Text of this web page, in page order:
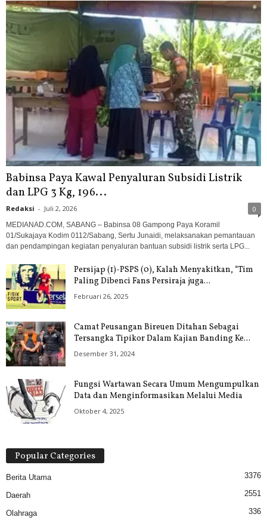
Babinsa Paya Kawal Penyaluran Subsidi Listrik
dan LPG 3 Kg, 196...
Redaksi - Juli 2, 2026 0
MEDIANAD.COM, SABANG – Babinsa 08 Gampong Paya Koramil
01/Sukajaya Kodim 0112/Sabang, Sertu Junaidi, melaksanakan pemantauan
dan pendampingan kegiatan penyaluran bantuan subsidi listrik serta LPG...
Persijap (1)-PSPS (0), Kalah Menyakitkan, “Tim
Paling Dibenci Fans Persiraja juga...
Februari 26, 2025
Camat Peusangan Bireuen Ditahan Sebagai
Tersangka Tipikor Dalam Kajian Banding Ke...
Desember 31, 2024
Fungsi Wartawan Secara Umum Mengumpulkan
Data dan Menginformasikan Melalui Media
Oktober 4, 2025
Popular Categories
Berita Utama 3376
Daerah 2551
Olahraga 336